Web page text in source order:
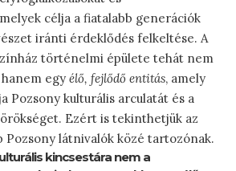
célja a fiatalabb generációk
iránti érdeklődés felkeltése. A
történelmi épülete tehát nem
egy élő, fejlődő entitás, amely
Pozsony kulturális arculatát és a
Ezért is tekinthetjük az
Pozsony látnivalók közé tartozónak.
kincsestára nem a